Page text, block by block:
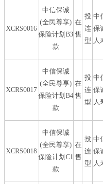
XCRS0016
中信保诚
(全民尊享)
保险计划B3
款
在
售
投
连
型
中
保
人
XCRS0017
中信保诚
(全民尊享)
保险计划B4
款
在
售
投
连
型
中
保
人
XCRS0018
中信保诚
(全民尊享)
保险计划C1
款
在
售
投
连
型
中
保
人